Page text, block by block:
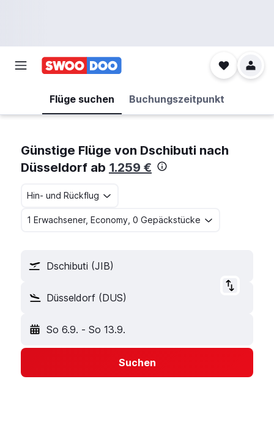
Flüge suchen Buchungszeitpunkt
Günstige Flüge von Dschibuti nach
Düsseldorf ab 1.259 €
Hin- und Rückflug
1 Erwachsener, Economy, 0 Gepäckstücke
Dschibuti (JIB)
Düsseldorf (DUS)
So 6.9. - So 13.9.
Suchen